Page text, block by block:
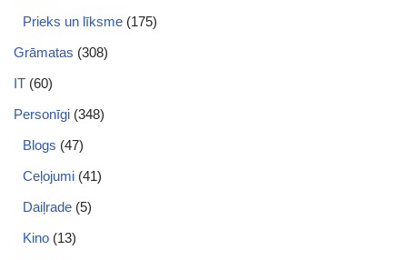
Prieks un līksme (175)
Grāmatas (308)
IT (60)
Personīgi (348)
Blogs (47)
Ceļojumi (41)
Daiļrade (5)
Kino (13)